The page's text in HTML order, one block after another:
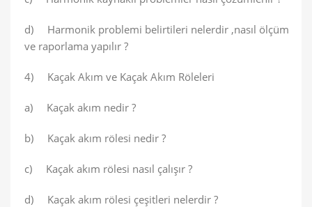
d) Harmonik problemi belirtileri nelerdir ,nasıl ölçüm
ve raporlama yapılır ?
4) Kaçak Akım ve Kaçak Akım Röleleri
a) Kaçak akım nedir ?
b) Kaçak akım rölesi nedir ?
c) Kaçak akım rölesi nasıl çalışır ?
d) Kaçak akım rölesi çeşitleri nelerdir ?